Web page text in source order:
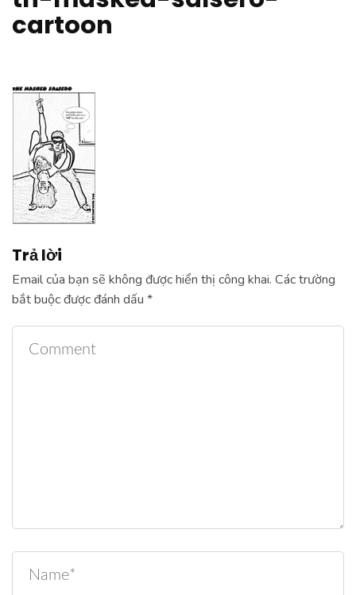
cartoon
Trả lời
Email của bạn sẽ không được hiển thị công khai. Các trường
bắt buộc được đánh dấu *